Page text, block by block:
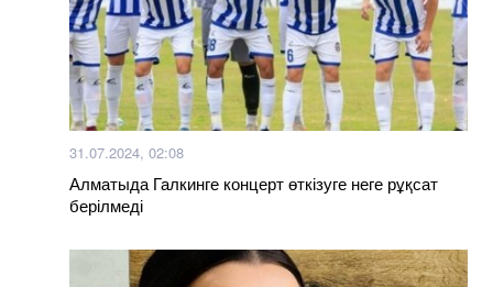
31.07.2024, 02:08
Алматыда Галкинге концерт өткізуге неге рұқсат
берілмеді